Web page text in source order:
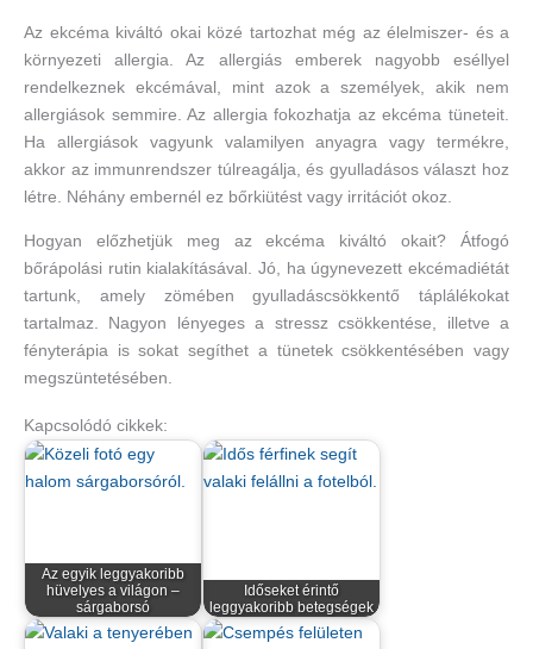
Az ekcéma kiváltó okai közé tartozhat még az élelmiszer- és a
környezeti allergia. Az allergiás emberek nagyobb eséllyel
rendelkeznek ekcémával, mint azok a személyek, akik nem
allergiások semmire. Az allergia fokozhatja az ekcéma tüneteit.
Ha allergiások vagyunk valamilyen anyagra vagy termékre,
akkor az immunrendszer túlreagálja, és gyulladásos választ hoz
létre. Néhány embernél ez bőrkiütést vagy irritációt okoz.
Hogyan előzhetjük meg az ekcéma kiváltó okait? Átfogó
bőrápolási rutin kialakításával. Jó, ha úgynevezett ekcémadiétát
tartunk, amely zömében gyulladáscsökkentő táplálékokat
tartalmaz. Nagyon lényeges a stressz csökkentése, illetve a
fényterápia is sokat segíthet a tünetek csökkentésében vagy
megszüntetésében.
Kapcsolódó cikkek:
Az egyik leggyakoribb
hüvelyes a világon –
sárgaborsó
Időseket érintő
leggyakoribb betegségek